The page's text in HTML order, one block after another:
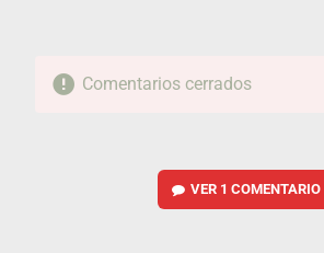
Comentarios cerrados
VER 1 COMENTARIO